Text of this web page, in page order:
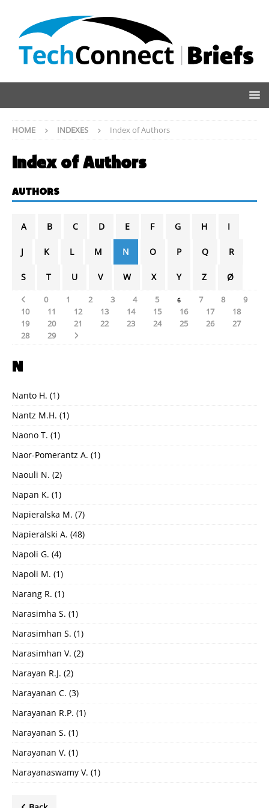
HOME INDEXES Index of Authors
Index of Authors
AUTHORS
A B C D E F G H I
J K L M N O P Q R
S T U V W X Y Z Ø
0 1 2 3 4 5 6 7 8
9
10
11 12 13 14 15 16 17
18
19
20 21 22 23 24 25 26
27
28
29
N
Nanto H. (1)
Nantz M.H. (1)
Naono T. (1)
Naor-Pomerantz A. (1)
Naouli N. (2)
Napan K. (1)
Napieralska M. (7)
Napieralski A. (48)
Napoli G. (4)
Napoli M. (1)
Narang R. (1)
Narasimha S. (1)
Narasimhan S. (1)
Narasimhan V. (2)
Narayan R.J. (2)
Narayanan C. (3)
Narayanan R.P. (1)
Narayanan S. (1)
Narayanan V. (1)
Narayanaswamy V. (1)